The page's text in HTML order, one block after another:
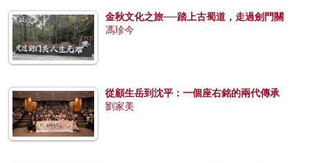
金秋文化之旅──踏上古蜀道，走過劍門關
馮珍今
從顧生岳到沈平：一個座右銘的兩代傳承
劉家美